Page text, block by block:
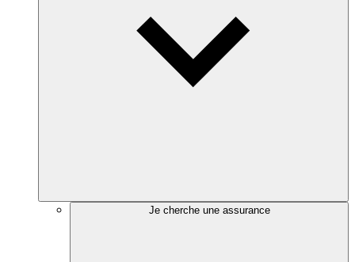
Je cherche une assurance